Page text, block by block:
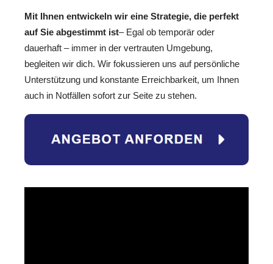
Mit Ihnen entwickeln wir eine Strategie, die perfekt
auf Sie abgestimmt ist– Egal ob temporär oder
dauerhaft – immer in der vertrauten Umgebung,
begleiten wir dich. Wir fokussieren uns auf persönliche
Unterstützung und konstante Erreichbarkeit, um Ihnen
auch in Notfällen sofort zur Seite zu stehen.